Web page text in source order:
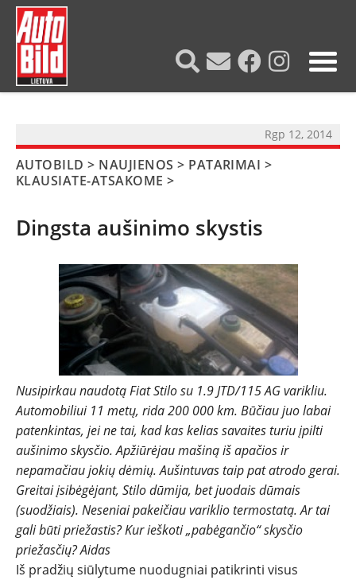
NAUJIENOS
TESTAI
NAUJI
NAUDOTI
REPORTAŽAI
SPORTAS
Rgp 12, 2014
AUTOBILD > NAUJIENOS > PATARIMAI >
KLAUSIATE-ATSAKOME >
Dingsta aušinimo skystis
Nusipirkau naudotą Fiat Stilo su 1.9 JTD/115 AG varikliu.
Automobiliui 11 metų, rida 200 000 km. Būčiau juo labai
patenkintas, jei ne tai, kad kas kelias savaites turiu įpilti
aušinimo skysčio. Apžiūrėjau mašiną iš apačios ir
nepamačiau jokių dėmių. Aušintuvas taip pat atrodo gerai.
Greitai įsibėgėjant, Stilo dūmija, bet juodais dūmais
(suodžiais). Neseniai pakeičiau variklio termostatą. Ar tai
gali būti priežastis? Kur ieškoti „pabėgančio“ skysčio
priežasčių? Aidas
Iš pradžių siūlytume nuodugniai patikrinti visus